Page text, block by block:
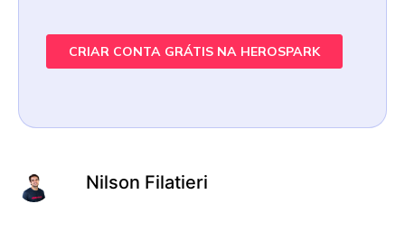
Nilson Filatieri